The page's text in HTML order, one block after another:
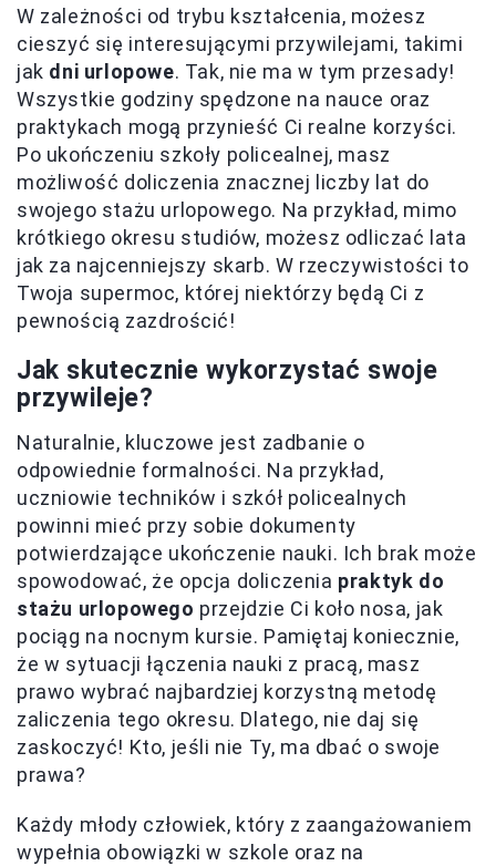
W zależności od trybu kształcenia, możesz
cieszyć się interesującymi przywilejami, takimi
jak dni urlopowe. Tak, nie ma w tym przesady!
Wszystkie godziny spędzone na nauce oraz
praktykach mogą przynieść Ci realne korzyści.
Po ukończeniu szkoły policealnej, masz
możliwość doliczenia znacznej liczby lat do
swojego stażu urlopowego. Na przykład, mimo
krótkiego okresu studiów, możesz odliczać lata
jak za najcenniejszy skarb. W rzeczywistości to
Twoja supermoc, której niektórzy będą Ci z
pewnością zazdrościć!
Jak skutecznie wykorzystać swoje
przywileje?
Naturalnie, kluczowe jest zadbanie o
odpowiednie formalności. Na przykład,
uczniowie techników i szkół policealnych
powinni mieć przy sobie dokumenty
potwierdzające ukończenie nauki. Ich brak może
spowodować, że opcja doliczenia praktyk do
stażu urlopowego przejdzie Ci koło nosa, jak
pociąg na nocnym kursie. Pamiętaj koniecznie,
że w sytuacji łączenia nauki z pracą, masz
prawo wybrać najbardziej korzystną metodę
zaliczenia tego okresu. Dlatego, nie daj się
zaskoczyć! Kto, jeśli nie Ty, ma dbać o swoje
prawa?
Każdy młody człowiek, który z zaangażowaniem
wypełnia obowiązki w szkole oraz na